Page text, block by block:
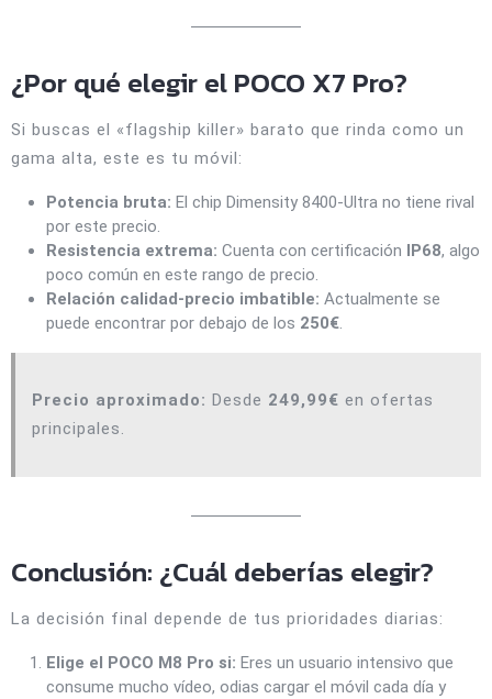
¿Por qué elegir el POCO X7 Pro?
Si buscas el «flagship killer» barato que rinda como un
gama alta, este es tu móvil:
Potencia bruta: El chip Dimensity 8400-Ultra no tiene rival
por este precio.
Resistencia extrema: Cuenta con certificación IP68, algo
poco común en este rango de precio.
Relación calidad-precio imbatible: Actualmente se
puede encontrar por debajo de los 250€.
Precio aproximado: Desde 249,99€ en ofertas
principales.
Conclusión: ¿Cuál deberías elegir?
La decisión final depende de tus prioridades diarias:
Elige el POCO M8 Pro si: Eres un usuario intensivo que
consume mucho vídeo, odias cargar el móvil cada día y